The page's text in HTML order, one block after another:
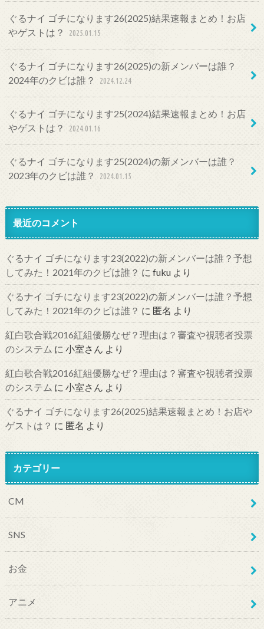
ぐるナイ ゴチになります26(2025)結果速報まとめ！お店
やゲストは？
2025.01.15
ぐるナイ ゴチになります26(2025)の新メンバーは誰？
2024年のクビは誰？
2024.12.24
ぐるナイ ゴチになります25(2024)結果速報まとめ！お店
やゲストは？
2024.01.16
ぐるナイ ゴチになります25(2024)の新メンバーは誰？
2023年のクビは誰？
2024.01.15
最近のコメント
ぐるナイ ゴチになります23(2022)の新メンバーは誰？予想
してみた！2021年のクビは誰？ に fukuより
ぐるナイ ゴチになります23(2022)の新メンバーは誰？予想
してみた！2021年のクビは誰？ に 匿名 より
紅白歌合戦2016紅組優勝なぜ？理由は？審査や視聴者投票
のシステム に 小室さん より
紅白歌合戦2016紅組優勝なぜ？理由は？審査や視聴者投票
のシステム に 小室さん より
ぐるナイ ゴチになります26(2025)結果速報まとめ！お店や
ゲストは？ に 匿名 より
カテゴリー
CM
SNS
お金
アニメ